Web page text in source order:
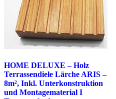
HOME DELUXE – Holz
Terrassendiele Lärche ARIS –
8m², Inkl. Unterkonstruktion
und Montagematerial I